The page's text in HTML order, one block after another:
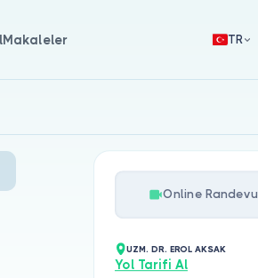
Makaleler TR
Online Randevu
UZM. DR. EROL AKSAK
Yol Tarifi Al